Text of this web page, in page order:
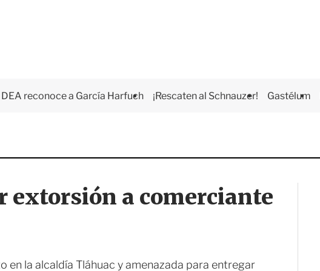
DEA reconoce a García Harfuch ¡Rescaten al Schnauzer! Gastélum
extorsión a comerciante
en la alcaldía Tláhuac y amenazada para entregar